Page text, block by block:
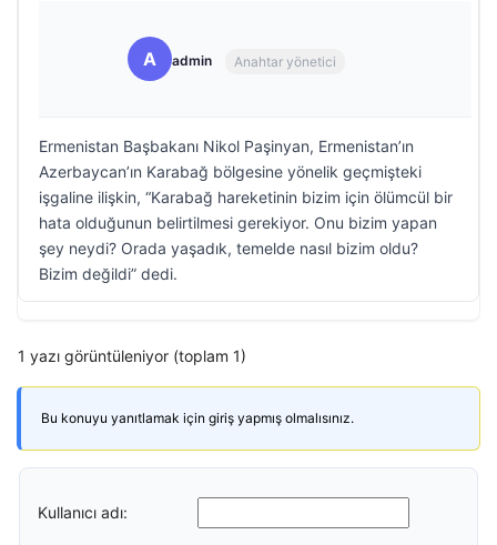
A admin Anahtar yönetici
Ermenistan Başbakanı Nikol Paşinyan, Ermenistan’ın
Azerbaycan’ın Karabağ bölgesine yönelik geçmişteki
işgaline ilişkin, “Karabağ hareketinin bizim için ölümcül bir
hata olduğunun belirtilmesi gerekiyor. Onu bizim yapan
şey neydi? Orada yaşadık, temelde nasıl bizim oldu?
Bizim değildi” dedi.
1 yazı görüntüleniyor (toplam 1)
Bu konuyu yanıtlamak için giriş yapmış olmalısınız.
Kullanıcı adı: